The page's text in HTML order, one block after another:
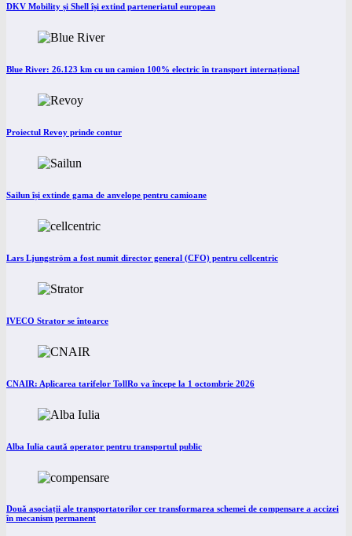
DKV Mobility și Shell își extind parteneriatul european
Blue River: 26.123 km cu un camion 100% electric în transport internațional
Proiectul Revoy prinde contur
Sailun își extinde gama de anvelope pentru camioane
Lars Ljungström a fost numit director general (CFO) pentru cellcentric
IVECO Strator se întoarce
CNAIR: Aplicarea tarifelor TollRo va începe la 1 octombrie 2026
Alba Iulia caută operator pentru transportul public
Două asociații ale transportatorilor cer transformarea schemei de compensare a accizei
în mecanism permanent